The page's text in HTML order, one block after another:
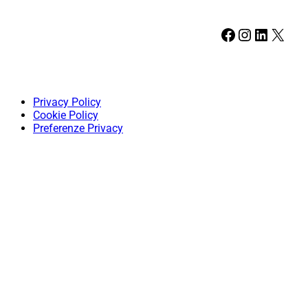
Facebook Instagram LinkedIn X
Privacy Policy
Cookie Policy
Preferenze Privacy